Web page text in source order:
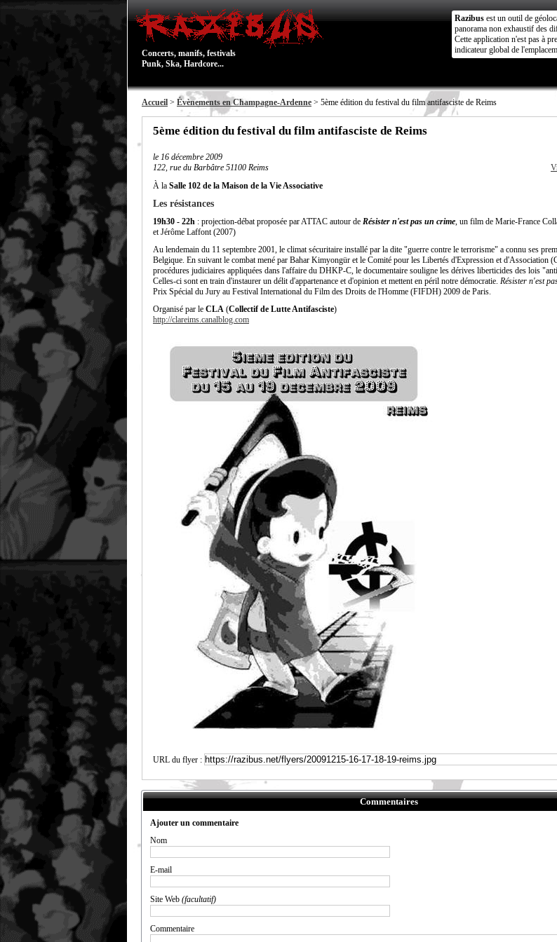
Concerts, manifs, festivals
Punk, Ska, Hardcore...
Razibus est un outil de
panorama non exhaustif des
Cette application n'est pas à
indicateur global de
Accueil > Évènements en Champagne-Ardenne > 5ème édition du festival du film antifasciste de Reims
5ème édition du festival du film antifasciste de Reims
le 16 décembre 2009
122, rue du Barbâtre 51100 Reims
À la Salle 102 de la Maison de la Vie Associative
Les résistances
19h30 - 22h : projection-débat proposée par ATTAC autour de Résister n'est pas un crime, un film de Marie-France
et Jérôme Laffont (2007)
Au lendemain du 11 septembre 2001, le climat sécuritaire installé par la dite "guerre contre le terrorisme" a connu ses
Belgique. En suivant le combat mené par Bahar Kimyongür et le Comité pour les Libertés d'Expression et d'Association
procédures judiciaires appliquées dans l'affaire du DHKP-C, le documentaire souligne les dérives liberticides des lois
Celles-ci sont en train d'instaurer un délit d'appartenance et d'opinion et mettent en péril notre démocratie. Résister n'est
Prix Spécial du Jury au Festival International du Film des Droits de l'Homme (FIFDH) 2009 de Paris.
Organisé par le CLA (Collectif de Lutte Antifasciste)
http://clareims.canalblog.com
URL du flyer :
Commentaires
Ajouter un commentaire
Nom
E-mail
Site Web (facultatif)
Commentaire